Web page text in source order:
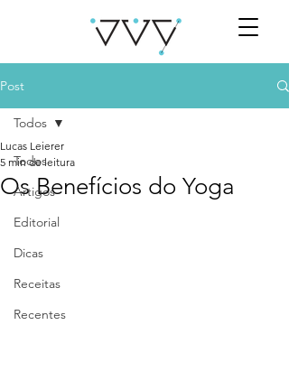
Post
Todos
Artigos
Editorial
Dicas
Receitas
Recentes
Todos
Os Benefícios do Yoga
Lucas Leierer
5 min de leitura